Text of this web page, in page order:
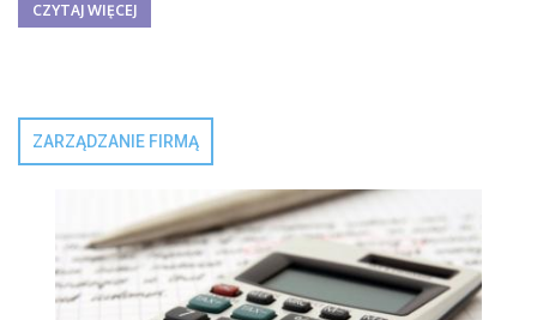
CZYTAJ WIĘCEJ
ZARZĄDZANIE FIRMĄ